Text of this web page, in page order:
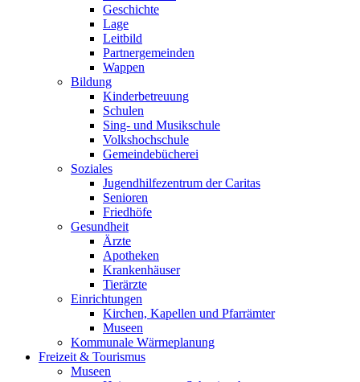
Geschichte
Lage
Leitbild
Partnergemeinden
Wappen
Bildung
Kinderbetreuung
Schulen
Sing- und Musikschule
Volkshochschule
Gemeindebücherei
Soziales
Jugendhilfezentrum der Caritas
Senioren
Friedhöfe
Gesundheit
Ärzte
Apotheken
Krankenhäuser
Tierärzte
Einrichtungen
Kirchen, Kapellen und Pfarrämter
Museen
Kommunale Wärmeplanung
Freizeit & Tourismus
Museen